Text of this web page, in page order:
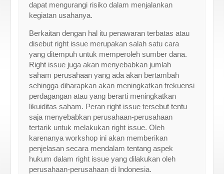
dapat mengurangi risiko dalam menjalankan
kegiatan usahanya.
Berkaitan dengan hal itu penawaran terbatas atau
disebut right issue merupakan salah satu cara
yang ditempuh untuk memperoleh sumber dana.
Right issue juga akan menyebabkan jumlah
saham perusahaan yang ada akan bertambah
sehingga diharapkan akan meningkatkan frekuensi
perdagangan atau yang berarti meningkatkan
likuiditas saham. Peran right issue tersebut tentu
saja menyebabkan perusahaan-perusahaan
tertarik untuk melakukan right issue. Oleh
karenanya workshop ini akan memberikan
penjelasan secara mendalam tentang aspek
hukum dalam right issue yang dilakukan oleh
perusahaan-perusahaan di Indonesia.